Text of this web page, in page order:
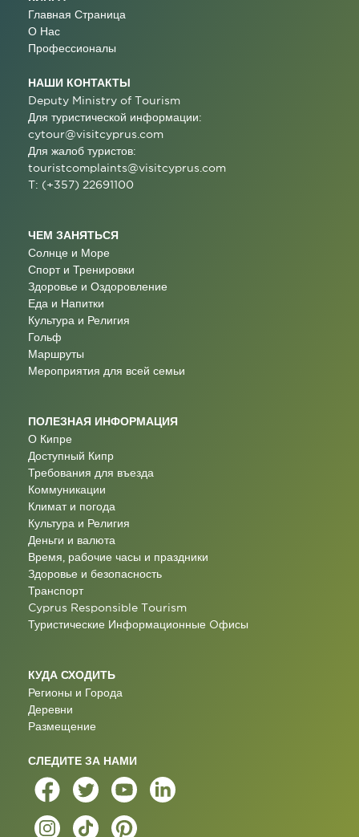
Главная Страница
О Нас
Профессионалы
НАШИ КОНТАКТЫ
Deputy Ministry of Tourism
Для туристической информации:
cytour@visitcyprus.com
Для жалоб туристов:
touristcomplaints@visitcyprus.com
T: (+357) 22691100
ЧЕМ ЗАНЯТЬСЯ
Солнце и Море
Спорт и Тренировки
Здоровье и Оздоровление
Еда и Напитки
Культура и Религия
Гольф
Маршруты
Мероприятия для всей семьи
ПОЛЕЗНАЯ ИНФОРМАЦИЯ
О Кипре
Доступный Кипр
Требования для въезда
Коммуникации
Климат и погода
Культура и Религия
Деньги и валюта
Время, рабочие часы и праздники
Здоровье и безопасность
Транспорт
Cyprus Responsible Tourism
Туристические Информационные Oфисы
КУДА СХОДИТЬ
Регионы и Города
Деревни
Размещение
СЛЕДИТЕ ЗА НАМИ